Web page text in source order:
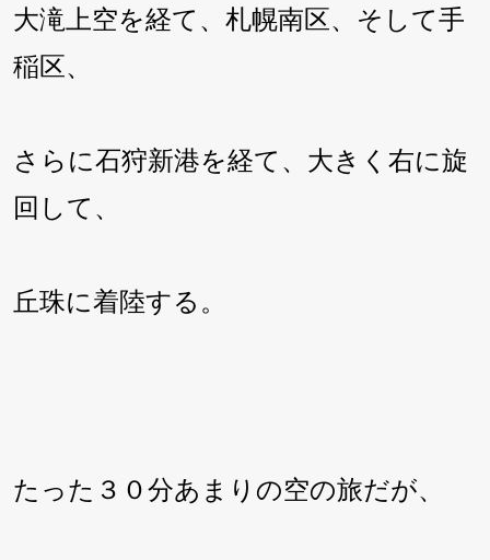
大滝上空を経て、札幌南区、そして手
稲区、
さらに石狩新港を経て、大きく右に旋
回して、
丘珠に着陸する。
たった３０分あまりの空の旅だが、